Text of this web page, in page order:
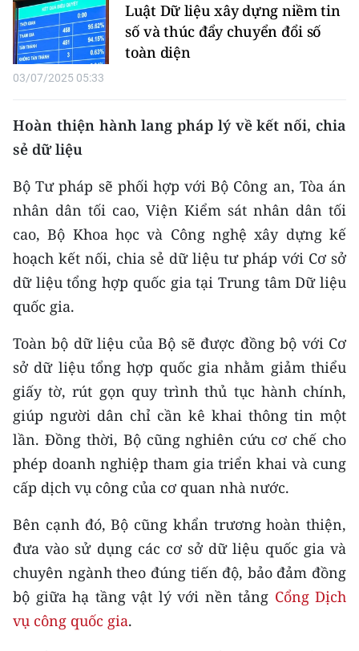
ENGLISH
中文
FRANÇAIS
РУССКИЙ
한국어
Luật Dữ liệu xây dựng niềm tin
số và thúc đẩy chuyển đổi số
toàn diện
03/07/2025 05:33
Hoàn thiện hành lang pháp lý về kết nối, chia
sẻ dữ liệu
Bộ Tư pháp sẽ phối hợp với Bộ Công an, Tòa án
nhân dân tối cao, Viện Kiểm sát nhân dân tối
cao, Bộ Khoa học và Công nghệ xây dựng kế
hoạch kết nối, chia sẻ dữ liệu tư pháp với Cơ sở
dữ liệu tổng hợp quốc gia tại Trung tâm Dữ liệu
quốc gia.
Toàn bộ dữ liệu của Bộ sẽ được đồng bộ với Cơ
sở dữ liệu tổng hợp quốc gia nhằm giảm thiểu
giấy tờ, rút gọn quy trình thủ tục hành chính,
giúp người dân chỉ cần kê khai thông tin một
lần. Đồng thời, Bộ cũng nghiên cứu cơ chế cho
phép doanh nghiệp tham gia triển khai và cung
cấp dịch vụ công của cơ quan nhà nước.
Bên cạnh đó, Bộ cũng khẩn trương hoàn thiện,
đưa vào sử dụng các cơ sở dữ liệu quốc gia và
chuyên ngành theo đúng tiến độ, bảo đảm đồng
bộ giữa hạ tầng vật lý với nền tảng Cổng Dịch
vụ công quốc gia.